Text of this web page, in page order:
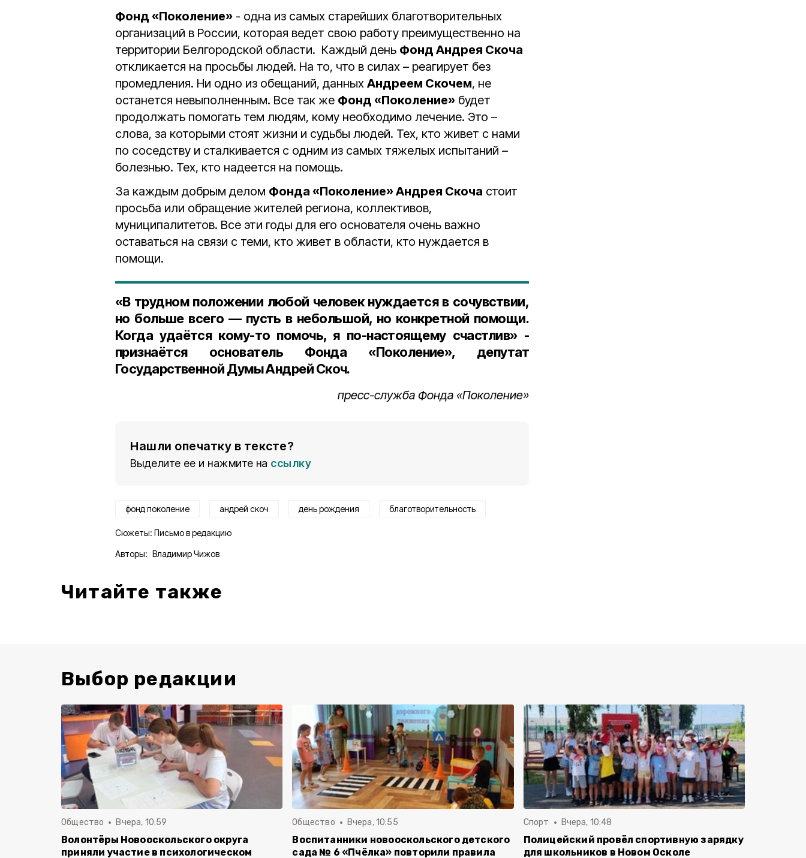
Фонд «Поколение» - одна из самых старейших благотворительных
организаций в России, которая ведет свою работу преимущественно на
территории Белгородской области. Каждый день Фонд Андрея Скоча
откликается на просьбы людей. На то, что в силах – реагирует без
промедления. Ни одно из обещаний, данных Андреем Скочем, не
останется невыполненным. Все так же Фонд «Поколение» будет
продолжать помогать тем людям, кому необходимо лечение. Это –
слова, за которыми стоят жизни и судьбы людей. Тех, кто живет с нами
по соседству и сталкивается с одним из самых тяжелых испытаний –
болезнью. Тех, кто надеется на помощь.
За каждым добрым делом Фонда «Поколение» Андрея Скоча стоит
просьба или обращение жителей региона, коллективов,
муниципалитетов. Все эти годы для его основателя очень важно
оставаться на связи с теми, кто живет в области, кто нуждается в
помощи.
«В трудном положении любой человек нуждается в сочувствии,
но больше всего — пусть в небольшой, но конкретной помощи.
Когда удаётся кому-то помочь, я по-настоящему счастлив» -
признаётся основатель Фонда «Поколение», депутат
Государственной Думы Андрей Скоч.
пресс-служба Фонда «Поколение»
Нашли опечатку в тексте?
Выделите ее и нажмите на ссылку
фонд поколение андрей скоч день рождения благотворительность
Сюжеты: Письмо в редакцию
Авторы: Владимир Чижов
Читайте также
Выбор редакции
Общество Вчера, 10:59
Волонтёры Новооскольского округа
приняли участие в психологическом
Общество Вчера, 10:55
Воспитанники новооскольского детского
сада № 6 «Пчёлка» повторили правила
Спорт Вчера, 10:48
Полицейский провёл спортивную зарядку
для школьников в Новом Осколе